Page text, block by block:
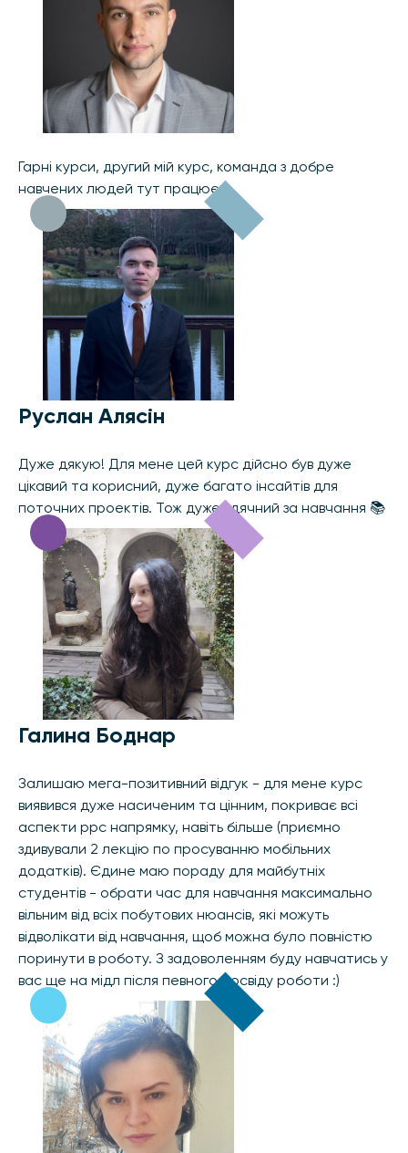
Гарні курси, другий мій курс, команда з добре
навчених людей тут працює.
Руслан Алясін
Дуже дякую! Для мене цей курс дійсно був дуже
цікавий та корисний, дуже багато інсайтів для
поточних проектів. Тож дуже вдячний за навчання 📚
Галина Боднар
Залишаю мега-позитивний відгук - для мене курс
виявився дуже насиченим та цінним, покриває всі
аспекти ppc напрямку, навіть більше (приємно
здивували 2 лекцію по просуванню мобільних
додатків). Єдине маю пораду для майбутніх
студентів - обрати час для навчання максимально
вільним від всіх побутових нюансів, які можуть
відволікати від навчання, щоб можна було повністю
поринути в роботу. З задоволенням буду навчатись у
вас ще на мідл після певного досвіду роботи :)